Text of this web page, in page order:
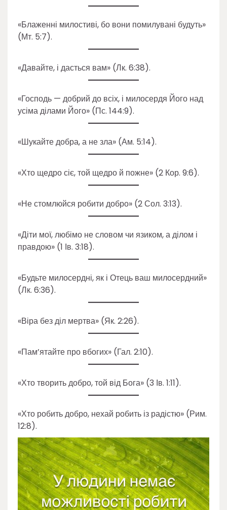
«Блаженні милостиві, бо вони помилувані будуть»
(Мт. 5:7).
«Давайте, і дасться вам» (Лк. 6:38).
«Господь — добрий до всіх, і милосердя Його над
усіма ділами Його» (Пс. 144:9).
«Шукайте добра, а не зла» (Ам. 5:14).
«Хто щедро сіє, той щедро й пожне» (2 Кор. 9:6).
«Не стомлюйся робити добро» (2 Сол. 3:13).
«Діти мої, любімо не словом чи язиком, а ділом і
правдою» (1 Ів. 3:18).
«Будьте милосердні, як і Отець ваш милосердний»
(Лк. 6:36).
«Віра без діл мертва» (Як. 2:26).
«Пам’ятайте про вбогих» (Гал. 2:10).
«Хто творить добро, той від Бога» (3 Ів. 1:11).
«Хто робить добро, нехай робить із радістю» (Рим.
12:8).